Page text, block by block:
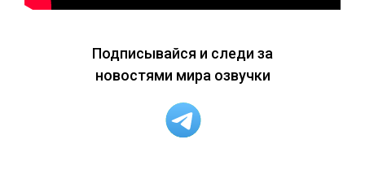
Подписывайся и следи за
новостями мира озвучки